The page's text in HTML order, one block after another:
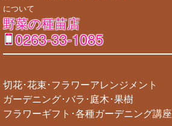
について
野菜の種苗店
0263-33-1085
切花･花束･フラワーアレンジメント
ガーデニング･バラ･庭木･果樹
フラワーギフト･各種ガーデニング講座